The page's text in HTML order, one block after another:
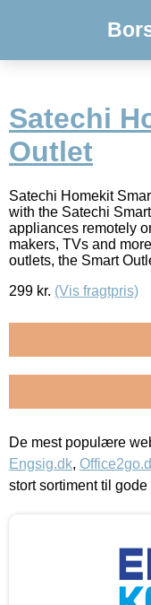
Satechi
Outlet
Satechi Homekit
with the Satechi
appliances remotely
makers, TVs and
outlets, the Smart
299 kr. (Vis fragtpris)
De mest populære
Engsig.dk,
stort sortiment til gode